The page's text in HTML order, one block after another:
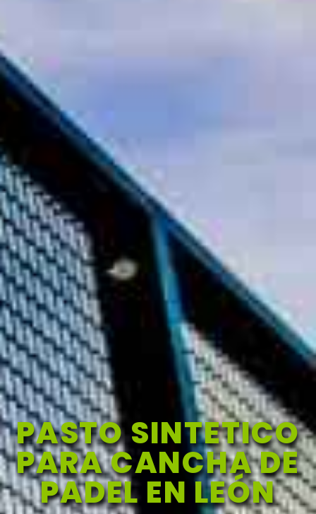
PASTO SINTETICO
PARA CANCHA DE
PADEL EN LEÓN